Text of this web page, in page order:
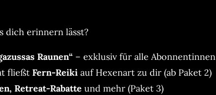
dich erinnern lässt?
Raunen“ – exklusiv für alle Abonnentinnen
fließt Fern-Reikiauf Hexenart zu dir (ab Paket 2)
Retreat-Rabatte und mehr (Paket 3)